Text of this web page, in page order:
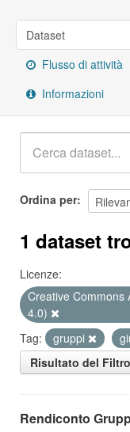
Dataset
Flusso di attività
Informazioni
Ordina per
1 dataset
Licenze:
Creative Commons
4.0)
Tag:
gruppi
Risultato del Filtro
Rendiconto